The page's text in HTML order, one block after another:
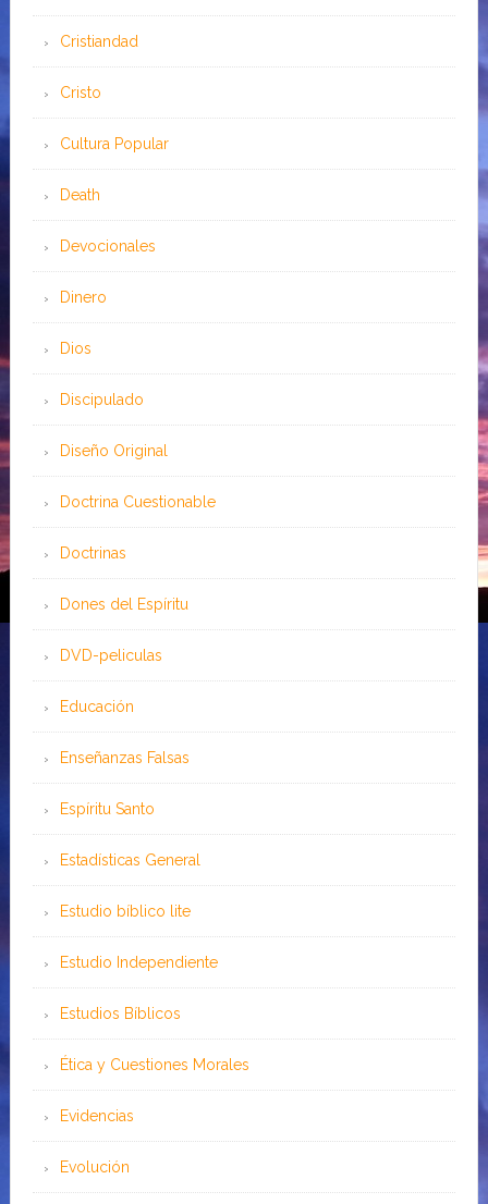
Cristiandad
Cristo
Cultura Popular
Death
Devocionales
Dinero
Dios
Discipulado
Diseño Original
Doctrina Cuestionable
Doctrinas
Dones del Espíritu
DVD-peliculas
Educación
Enseñanzas Falsas
Espíritu Santo
Estadísticas General
Estudio bíblico lite
Estudio Independiente
Estudios Bíblicos
Ética y Cuestiones Morales
Evidencias
Evolución